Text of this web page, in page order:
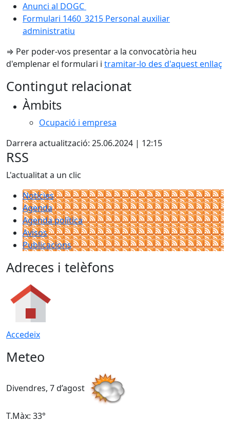
Anunci al DOGC
Formulari 1460_3215 Personal auxiliar
administratiu
⇒ Per poder-vos presentar a la convocatòria heu
d'emplenar el formulari i tramitar-lo des d'aquest enllaç
Contingut relacionat
Àmbits
Ocupació i empresa
Darrera actualització: 25.06.2024 | 12:15
RSS
L'actualitat a un clic
Notícies
Agenda
Agenda política
Avisos
Publicacions
Adreces i telèfons
Accedeix
Meteo
Divendres, 7 d’agost
T.Màx: 33°